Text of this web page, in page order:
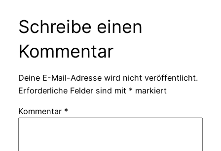
Schreibe einen
Kommentar
Deine E-Mail-Adresse wird nicht veröffentlicht.
Erforderliche Felder sind mit * markiert
Kommentar *